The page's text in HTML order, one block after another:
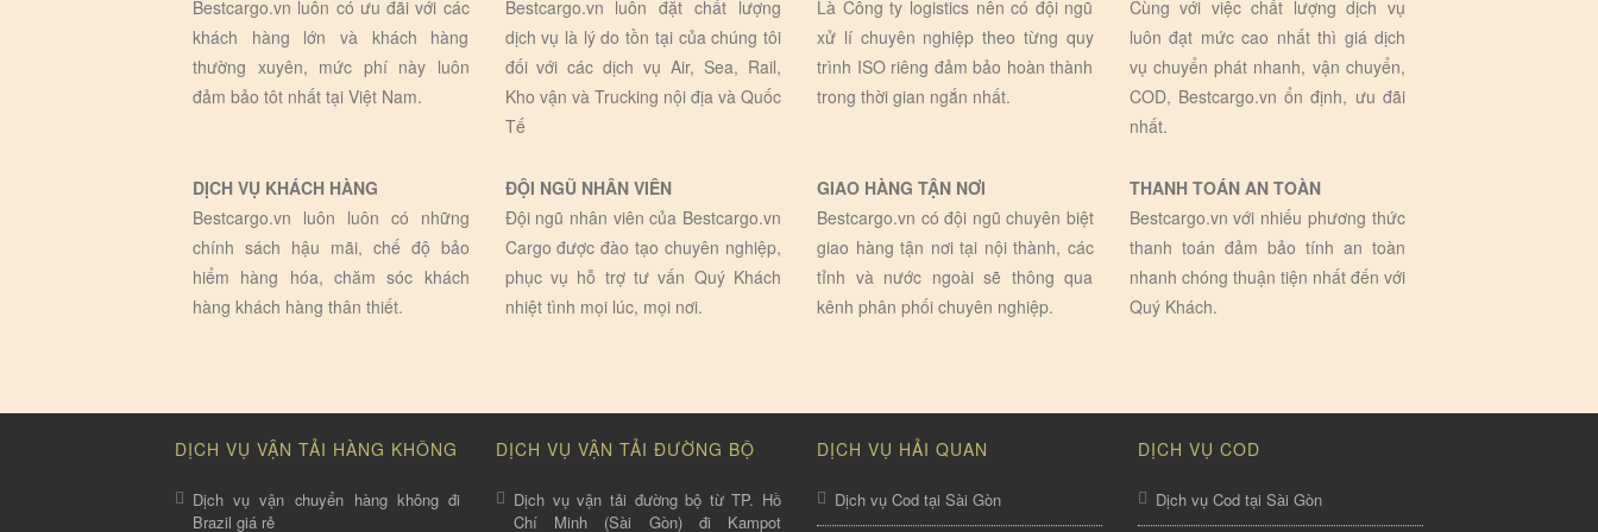
Bestcargo.vn luôn có ưu đãi với các
khách hàng lớn và khách hàng
thường xuyên, mức phí này luôn
đảm bảo tôt nhất tại Việt Nam.
Bestcargo.vn luôn đặt chất lượng
dịch vụ là lý do tồn tại của chúng tôi
đối với các dịch vụ Air, Sea, Rail,
Kho vận và Trucking nội địa và Quốc
Tế
Là Công ty logistics nên có đội ngũ
xử lí chuyên nghiệp theo từng quy
trình ISO riêng đảm bảo hoàn thành
trong thời gian ngắn nhất.
Cùng với việc chất lượng dịch vụ
luôn đạt mức cao nhất thì giá dịch
vụ chuyển phát nhanh, vận chuyển,
COD, Bestcargo.vn ổn định, ưu đãi
nhất.
DỊCH VỤ KHÁCH HÀNG
Bestcargo.vn luôn luôn có những
chính sách hậu mãi, chế độ bảo
hiểm hàng hóa, chăm sóc khách
hàng khách hàng thân thiết.
ĐỘI NGŨ NHÂN VIÊN
Đội ngũ nhân viên của Bestcargo.vn
Cargo được đào tạo chuyên nghiệp,
phục vụ hỗ trợ tư vấn Quý Khách
nhiệt tình mọi lúc, mọi nơi.
GIAO HÀNG TẬN NƠI
Bestcargo.vn có đội ngũ chuyên biệt
giao hàng tận nơi tại nội thành, các
tỉnh và nước ngoài sẽ thông qua
kênh phân phối chuyên nghiệp.
THANH TOÁN AN TOÀN
Bestcargo.vn với nhiếu phương thức
thanh toán đảm bảo tính an toàn
nhanh chóng thuận tiện nhất đến với
Quý Khách.
DỊCH VỤ VẬN TẢI HÀNG KHÔNG
Dịch vụ vận chuyển hàng không đi
Brazil giá rẻ
DỊCH VỤ VẬN TẢI ĐƯỜNG BỘ
Dịch vụ vận tải đường bộ từ TP. Hồ
Chí Minh (Sài Gòn) đi Kampot
DỊCH VỤ HẢI QUAN
Dịch vụ Cod tại Sài Gòn
DỊCH VỤ COD
Dịch vụ Cod tại Sài Gòn